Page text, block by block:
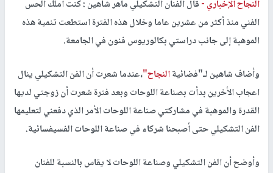
النجاح الإخباري -قال الفنان التشكيلي ماهر شاهين : كنت أملك الحس
الفني منذ أكثر من عشرين عاما وخلال هذه الفترة استطعت تنمية هذه
الموهبة إلى جانب دراستي بكالوريوس فنون في الجامعة.
وأضاف شاهين لـ"فضائيةالنجاح"،عندما شعرت أن الفن التشكيلي ينال
اعجاب الأخرين بدأت بصناعة اللوحات وبعد فترة شعرت أن زوجتي لديها
القدرة والموهبة في مشاركتي صناعة اللوحات الأمر الذي دفعني لتعليمها
الفن التشكيلي حتى أصبحنا شركاء في صناعة اللوحات الفسيفسائية.
وأوضح أن الفن التشكيلي وصناعة اللوحات لا يقاس بالنسبة للفنان